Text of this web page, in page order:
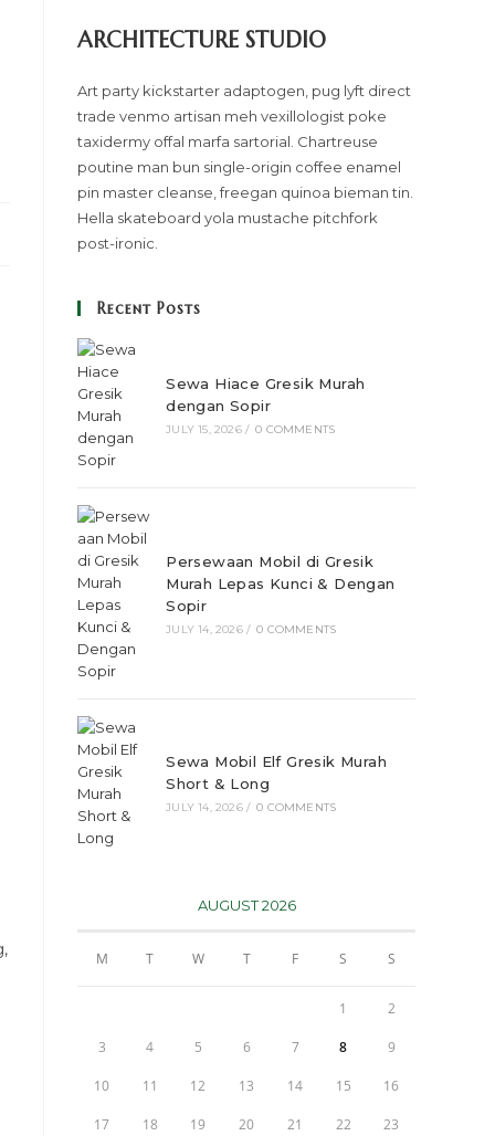
ARCHITECTURE STUDIO
Art party kickstarter adaptogen, pug lyft direct
trade venmo artisan meh vexillologist poke
taxidermy offal marfa sartorial. Chartreuse
poutine man bun single-origin coffee enamel
pin master cleanse, freegan quinoa bieman tin.
Hella skateboard yola mustache pitchfork
post-ironic.
Recent Posts
Sewa Hiace Gresik Murah
dengan Sopir
JULY 15, 2026 / 0 COMMENTS
Persewaan Mobil di Gresik
Murah Lepas Kunci & Dengan
Sopir
JULY 14, 2026 / 0 COMMENTS
Sewa Mobil Elf Gresik Murah
Short & Long
JULY 14, 2026 / 0 COMMENTS
AUGUST 2026
M T W T F S S
1 2
3 4 5 6 7 8 9
10 11 12 13 14 15 16
17 18 19 20 21 22 23